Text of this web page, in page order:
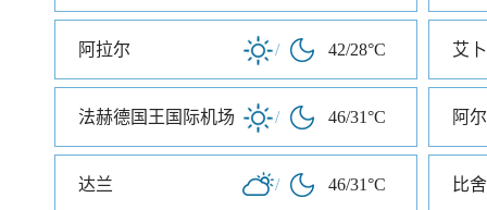
阿拉尔 / 42/28°C 艾
法赫德国王国际机场 / 46/31°C 阿
达兰 / 46/31°C 比舍